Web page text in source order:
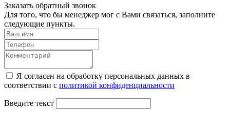
Заказать обратный звонок
Для того, что бы менеджер мог с Вами связаться, заполните
следующие пункты.
Я согласен на обработку персональных данных в
соответствии с политикой конфиденциальности
Введите текст